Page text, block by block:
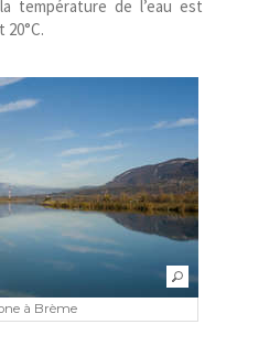
température de l’eau est
à Brème